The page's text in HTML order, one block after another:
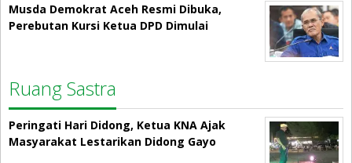
Musda Demokrat Aceh Resmi Dibuka,
Perebutan Kursi Ketua DPD Dimulai
Ruang Sastra
Peringati Hari Didong, Ketua KNA Ajak
Masyarakat Lestarikan Didong Gayo